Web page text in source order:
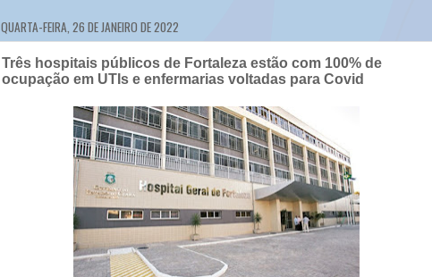
QUARTA-FEIRA, 26 DE JANEIRO DE 2022
Três hospitais públicos de Fortaleza estão com 100% de
ocupação em UTIs e enfermarias voltadas para Covid